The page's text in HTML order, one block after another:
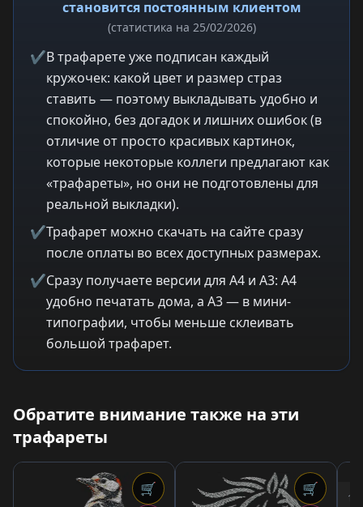
становится постоянным клиентом
(статистика на 25/02/2026)
✔В трафарете уже подписан каждый
кружочек: какой цвет и размер страз
ставить — поэтому выкладывать удобно и
спокойно, без догадок и лишних ошибок (в
отличие от просто красивых картинок,
которые некоторые коллеги предлагают как
«трафареты», но они не подготовлены для
реальной выкладки).
✔Трафарет можно скачать на сайте сразу
после оплаты во всех доступных размерах.
✔Сразу получаете версии для A4 и A3: A4
удобно печатать дома, а A3 — в мини-
типографии, чтобы меньше склеивать
большой трафарет.
Обратите внимание также на эти
трафареты
🛒
🛒